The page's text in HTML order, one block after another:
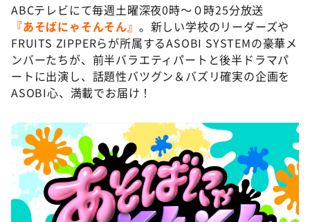
探偵！ナイトスクープ
news おかえり
河合＆A.B.C-Z塚田×福井アナ「なんでやねん！？」
（news おかえり）
DAIGOも台所 ～きょうの献立 何にする？～
朝だ！生です旅サラダ
教えて！ニュースライブ 正義のミカタ
ＬＩＦＥ～夢のカタチ～
新婚さんいらっしゃい！
ABCテレビにて毎週土曜深夜0時～０時25分放送
『あそばにゃそんそん』 。新しい学校のリーダーズや
FRUITS ZIPPERらが所属するASOBI SYSTEMの豪華メ
ンバーたちが、前半バラエティパートと後半ドラマパ
ートに出演し、話題性バツグン＆バズリ確実の企画を
ASOBI心、満載でお届け！